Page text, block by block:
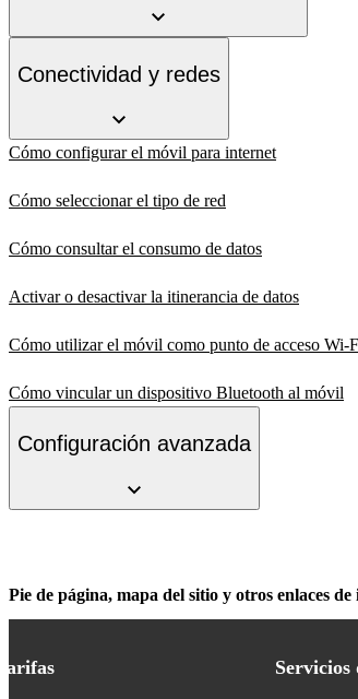
Conectividad y redes
Cómo configurar el móvil para internet
Cómo seleccionar el tipo de red
Cómo consultar el consumo de datos
Activar o desactivar la itinerancia de datos
Cómo utilizar el móvil como punto de acceso Wi-
Cómo vincular un dispositivo Bluetooth al móvil
Configuración avanzada
Pie de página, mapa del sitio y otros enlaces de
Servicios